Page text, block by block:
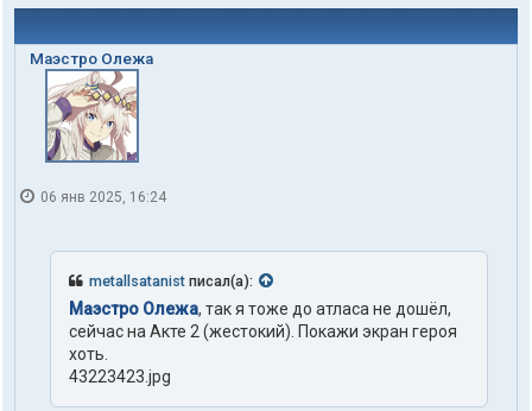
Маэстро Олежа
06 янв 2025, 16:24
metallsatanist писал(а):
Маэстро Олежа, так я тоже до атласа не дошёл,
сейчас на Акте 2 (жестокий). Покажи экран героя
хоть.
43223423.jpg